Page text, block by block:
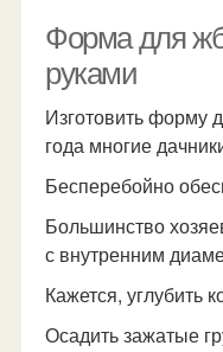
Форма для
руками
Изготовить форму
года многие
Бесперебойно
Большинство
с внутренним
Кажется,
Осадить зажатые